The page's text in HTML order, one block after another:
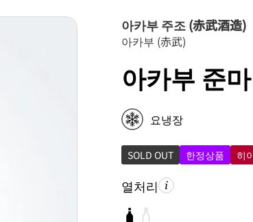
아카부 주조 (赤武酒造)
아카부 (赤武)
아카부 준
요냉장
SOLD OUT 한정상품 히
열처리